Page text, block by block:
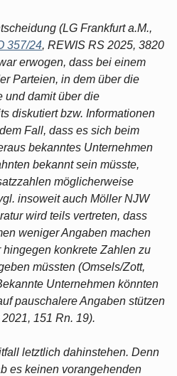
(LG Frankfurt a.M.,
357/24, REWIS RS 2025, 3820
erwogen, dass bei einem
Parteien, in dem über die
und damit über die
diskutiert bzw. Informationen
Fall, dass es sich beim
bekanntes Unternehmen
bekannt sein müsste,
möglicherweise
insoweit auch Möller NJW
wird teils vertreten, dass
weniger Angaben machen
konkrete Zahlen zu
müssten (Omsels/Zott,
Unternehmen könnten
pauschalere Angaben stützen
151 Rn. 19).
letztlich dahinstehen. Denn
es keinen vorangehenden